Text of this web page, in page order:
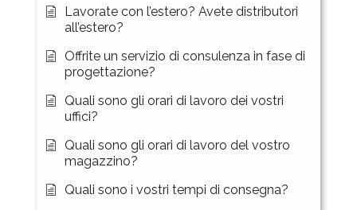
Lavorate con l’estero? Avete distributori
all’estero?
Offrite un servizio di consulenza in fase di
progettazione?
Quali sono gli orari di lavoro dei vostri
uffici?
Quali sono gli orari di lavoro del vostro
magazzino?
Quali sono i vostri tempi di consegna?